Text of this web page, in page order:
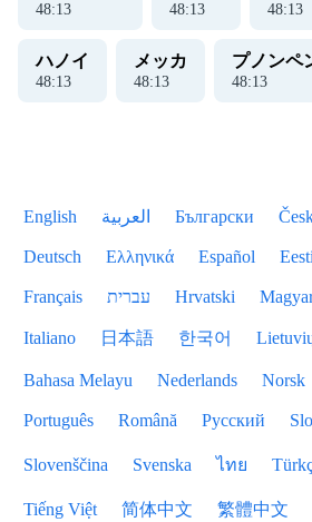
48:14 48:14 48:14
ハノイ
48:14
メッカ
48:14
プノンペ
48:14
English العربية Български
Deutsch Ελληνικά Español Eesti
Français עברית Hrvatski
Italiano 日本語 한국어
Bahasa Melayu Nederlands Norsk
Português Română Русский
Slovenščina Svenska ไทย
Tiếng Việt 简体中文 繁體中文